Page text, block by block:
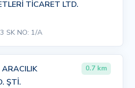
TİCARET LTD.
SK NO: 1/A
ŞTİ.
0.7 km